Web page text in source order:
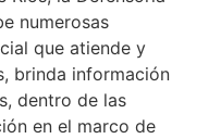
numerosas
que atiende y
brinda información
dentro de las
en el marco de